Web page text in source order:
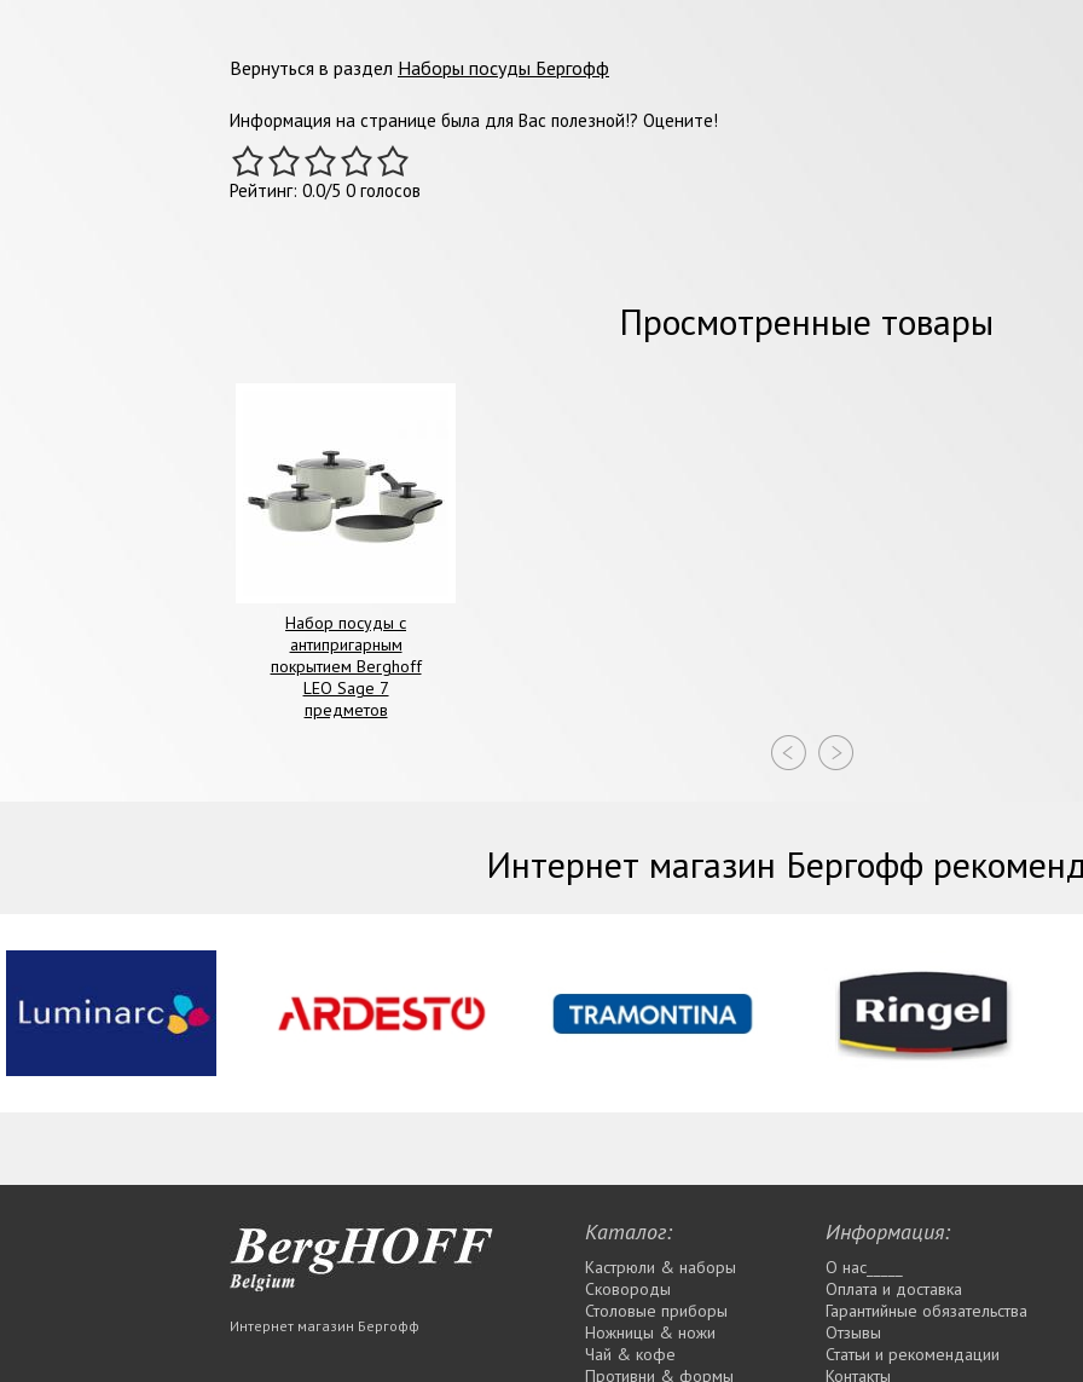
Вернуться в раздел Наборы посуды Бергофф
Информация на странице была для Вас полезной!? Оцените!
Рейтинг: 0.0/5 0 голосов
Просмотренные товары
Набор посуды с
антипригарным
покрытием Berghoff
LEO Sage 7
предметов
Интернет магазин Бергофф
Интернет магазин Бергофф
Каталог:
Кастрюли & наборы
Сковороды
Столовые приборы
Ножницы & ножи
Чай & кофе
Противни & формы
Информация:
О нас_____
Оплата и доставка
Гарантийные обязательства
Отзывы
Статьи и рекомендации
Контакты